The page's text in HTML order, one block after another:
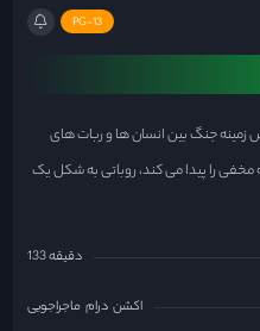
PG-13
زمینه جنگ بین انسان ها و ربات های
را پیدا می کند، روباتی به شکل یک
133 دقیقه
اکشن درام ماجراجویی